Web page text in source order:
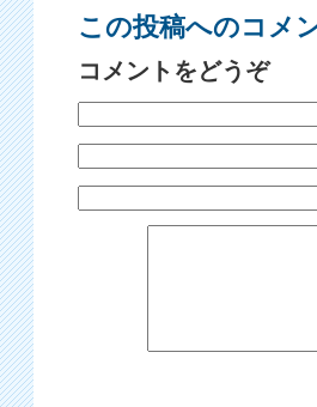
この投稿へのコメ
コメントをどうぞ